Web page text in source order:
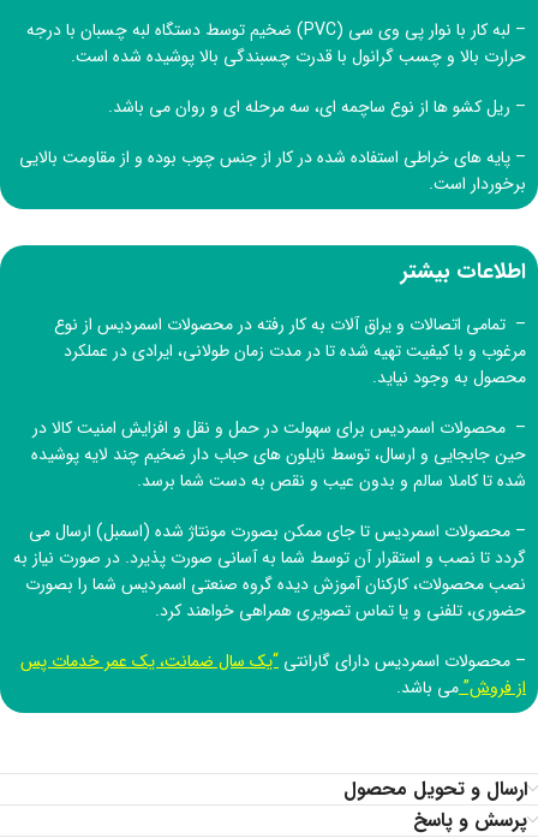
– لبه کار با نوار پی وی سی (PVC) ضخیم توسط دستگاه لبه چسبان با درجه
حرارت بالا و چسب گرانول با قدرت چسبندگی بالا پوشیده شده است.
– ریل کشو ها از نوع ساچمه ای، سه مرحله ای و روان می باشد.
– پایه های خراطی استفاده شده در کار از جنس چوب بوده و از مقاومت بالایی
برخوردار است.
اطلاعات بیشتر
– تمامی اتصالات و یراق آلات به کار رفته در محصولات اسمردیس از نوع
مرغوب و با کیفیت تهیه شده تا در مدت زمان طولانی، ایرادی در عملکرد
محصول به وجود نیاید.
– محصولات اسمردیس برای سهولت در حمل و نقل و افزایش امنیت کالا در
حین جابجایی و ارسال، توسط نایلون های حباب دار ضخیم چند لایه پوشیده
شده تا کاملا سالم و بدون عیب و نقص به دست شما برسد.
– محصولات اسمردیس تا جای ممکن بصورت مونتاژ شده (اسمبل) ارسال می
گردد تا نصب و استقرار آن توسط شما به آسانی صورت پذیرد. در صورت نیاز به
نصب محصولات، کارکنان آموزش دیدهگروه صنعتی اسمردیس شما را بصورت
حضوری، تلفنی و یا تماس تصویری همراهی خواهند کرد.
– محصولات اسمردیس دارای گارانتی “یک سال ضمانت، یک عمر خدمات پس
از فروش”می باشد.
ارسال و تحویل محصول
پرسش و پاسخ